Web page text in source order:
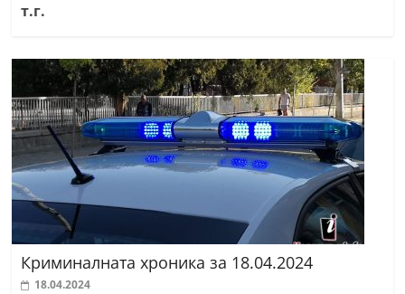
т.г.
Криминалната хроника за 18.04.2024
18.04.2024